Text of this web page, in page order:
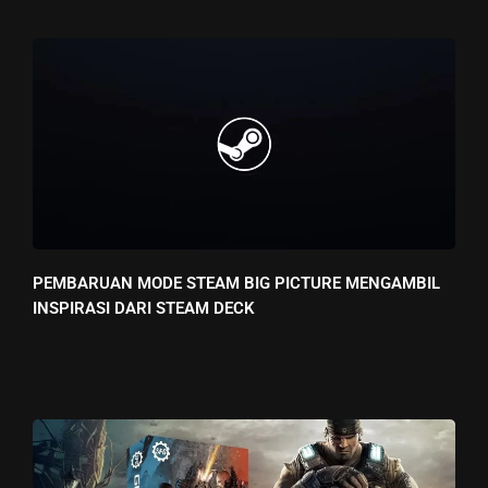
PEMBARUAN MODE STEAM BIG PICTURE MENGAMBIL
INSPIRASI DARI STEAM DECK